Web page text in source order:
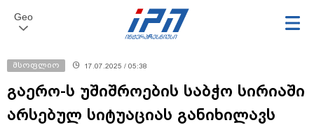
Geo
მსოფლიო 17.07.2025 / 05:38
გაერო-ს უშიშროების საბჭო სირიაში
არსებულ სიტუაციას განიხილავს